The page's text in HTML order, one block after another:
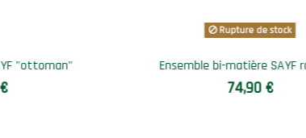
Sarouel jean's SAYF pur sang (noir)